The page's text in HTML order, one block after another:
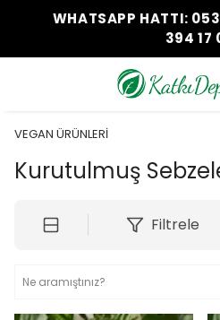
WHATSAPP HATTI:
394 17
VEGAN ÜRÜNLERİ
Kurutulmuş
Filtrele